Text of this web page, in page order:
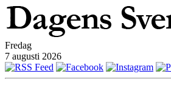
Fredag
7 augusti 2026